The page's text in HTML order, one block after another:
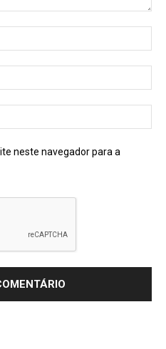
neste navegador para a